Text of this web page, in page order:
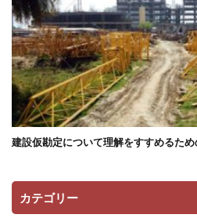
建設仮勘定について理解をすすめるた
カテゴリー